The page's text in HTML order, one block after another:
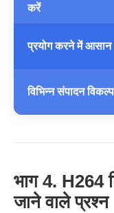
करें
प्रयोग करने में आसान
विभिन्न संपादन विकल्प
भाग 4. H264
जाने वाले प्रश्न